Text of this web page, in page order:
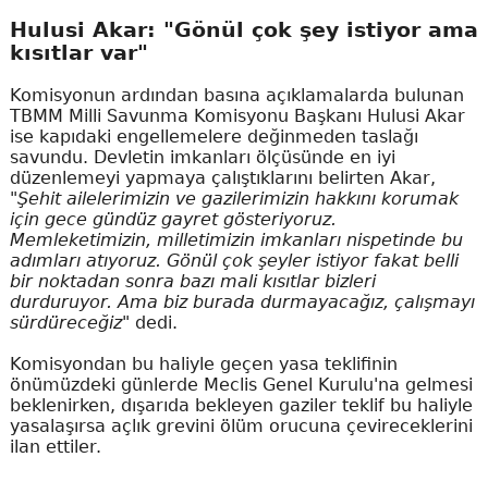
Hulusi Akar: "Gönül çok şey istiyor ama
kısıtlar var"
Komisyonun ardından basına açıklamalarda bulunan
TBMM Milli Savunma Komisyonu Başkanı Hulusi Akar
ise kapıdaki engellemelere değinmeden taslağı
savundu. Devletin imkanları ölçüsünde en iyi
düzenlemeyi yapmaya çalıştıklarını belirten Akar,
"Şehit ailelerimizin ve gazilerimizin hakkını korumak
için gece gündüz gayret gösteriyoruz.
Memleketimizin, milletimizin imkanları nispetinde bu
adımları atıyoruz. Gönül çok şeyler istiyor fakat belli
bir noktadan sonra bazı mali kısıtlar bizleri
durduruyor. Ama biz burada durmayacağız, çalışmayı
sürdüreceğiz" dedi.
Komisyondan bu haliyle geçen yasa teklifinin
önümüzdeki günlerde Meclis Genel Kurulu'na gelmesi
beklenirken, dışarıda bekleyen gaziler teklif bu haliyle
yasalaşırsa açlık grevini ölüm orucuna çevireceklerini
ilan ettiler.